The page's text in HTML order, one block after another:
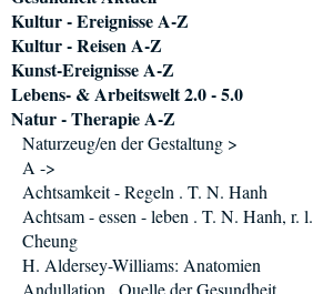
Kultur - Ereignisse A-Z
Kultur - Reisen A-Z
Kunst-Ereignisse A-Z
Lebens- & Arbeitswelt 2.0 - 5.0
Natur - Therapie A-Z
Naturzeug/en der Gestaltung >
A ->
Achtsamkeit - Regeln . T. N. Hanh
Achtsam - essen - leben . T. N. Hanh, r. l.
Cheung
H. Aldersey-Williams: Anatomien
Andullation . Quelle der Gesundheit